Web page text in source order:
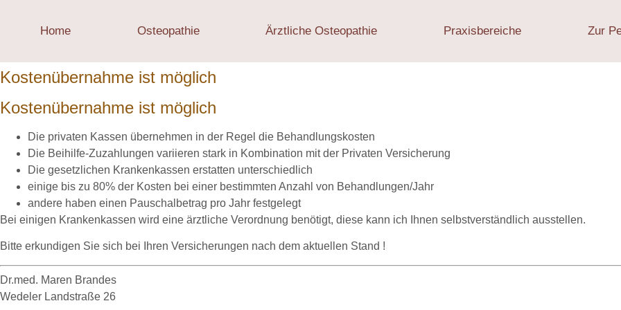
Home Osteopathie Ärztliche Osteopathie Praxisbereiche Zur
Kostenübernahme ist möglich
Kostenübernahme ist möglich
Die privaten Kassen übernehmen in der Regel die Behandlungskosten
Die Beihilfe-Zuzahlungen variieren stark in Kombination mit der Privaten Versicherung
Die gesetzlichen Krankenkassen erstatten unterschiedlich
einige bis zu 80% der Kosten bei einer bestimmten Anzahl von Behandlungen/Jahr
andere haben einen Pauschalbetrag pro Jahr festgelegt
Bei einigen Krankenkassen wird eine ärztliche Verordnung benötigt, diese kann ich Ihnen selbstverständlich ausstellen.
Bitte erkundigen Sie sich bei Ihren Versicherungen nach dem aktuellen Stand !
Dr.med. Maren Brandes
Wedeler Landstraße 26